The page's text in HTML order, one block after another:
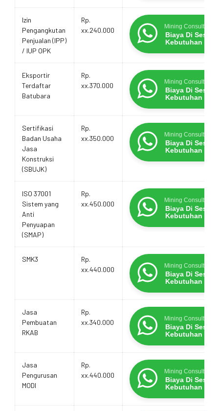
Izin
Pengangkutan
Penjualan (IPP)
/ IUP OPK
Rp.
xx.240.000
Mining Consultants
Biaya Di
Kebutuhan
Eksportir
Terdaftar
Batubara
Rp.
xx.370.000
Mining Consultants
Biaya Di
Kebutuhan
Sertifikasi
Badan Usaha
Jasa
Konstruksi
(SBUJK)
Rp.
xx.350.000
Mining Consultants
Biaya Di
Kebutuhan
ISO 37001
Sistem yang
Anti
Penyuapan
(SMAP)
Rp.
xx.450.000
Mining Consultants
Biaya Di
Kebutuhan
SMK3
Rp.
xx.440.000
Mining Consultants
Biaya Di
Kebutuhan
Jasa
Pembuatan
RKAB
Rp.
xx.340.000
Mining Consultants
Biaya Di
Kebutuhan
Jasa
Pengurusan
MODI
Rp.
xx.440.000
Mining Consultants
Biaya Di
Kebutuhan